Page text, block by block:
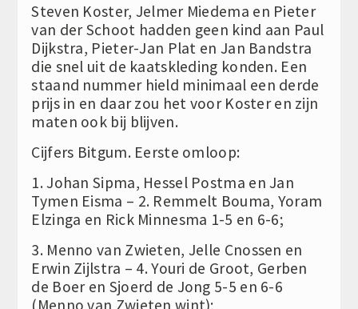
Steven Koster, Jelmer Miedema en Pieter
van der Schoot hadden geen kind aan Paul
Dijkstra, Pieter-Jan Plat en Jan Bandstra
die snel uit de kaatskleding konden. Een
staand nummer hield minimaal een derde
prijs in en daar zou het voor Koster en zijn
maten ook bij blijven.
Cijfers Bitgum. Eerste omloop:
1. Johan Sipma, Hessel Postma en Jan
Tymen Eisma – 2. Remmelt Bouma, Yoram
Elzinga en Rick Minnesma 1-5 en 6-6;
3. Menno van Zwieten, Jelle Cnossen en
Erwin Zijlstra – 4. Youri de Groot, Gerben
de Boer en Sjoerd de Jong 5-5 en 6-6
(Menno van Zwieten wint);